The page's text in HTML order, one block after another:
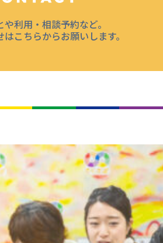
利用・相談予約など。
こちらからお願いします。